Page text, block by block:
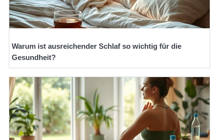
Warum ist ausreichender Schlaf so wichtig für die
Gesundheit?